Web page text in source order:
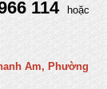
114
hoặc
Am, Phường